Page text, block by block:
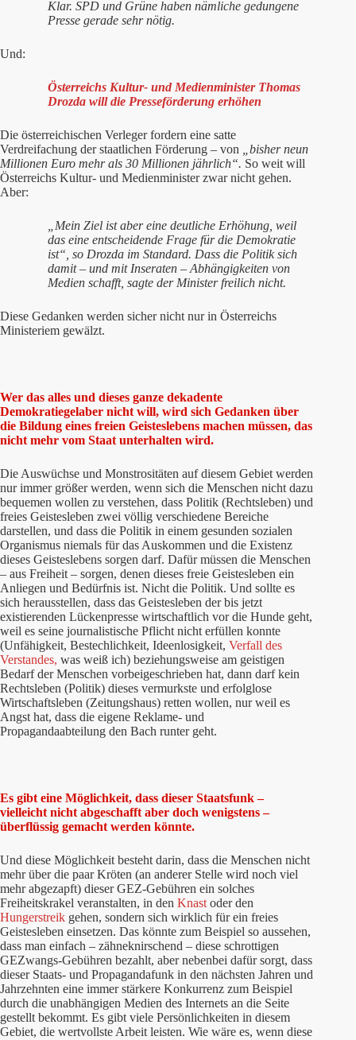
Klar. SPD und Grüne haben nämliche gedungene
Presse gerade sehr nötig.
Und:
Österreichs Kultur- und Medienminister Thomas
Drozda will die Presseförderung erhöhen
Die österreichischen Verleger fordern eine satte
Verdreifachung der staatlichen Förderung – von
„bisher neun
Millionen Euro mehr als 30 Millionen jährlich“. So weit will
Österreichs Kultur- und Medienminister zwar nicht gehen.
Aber:
„Mein Ziel ist aber eine deutliche Erhöhung, weil
das eine entscheidende Frage für die Demokratie
ist“, so Drozda im Standard. Dass die Politik sich
damit – und mit Inseraten – Abhängigkeiten von
Medien schafft, sagte der Minister freilich nicht.
Diese Gedanken werden sicher nicht nur in Österreichs
Ministeriem gewälzt.
Wer das alles und dieses ganze dekadente
Demokratiegelaber nicht will, wird sich Gedanken über
die Bildung eines freien Geisteslebens machen müssen, das
nicht mehr vom Staat unterhalten wird.
Die Auswüchse und Monstrositäten auf diesem Gebiet werden
nur immer größer werden, wenn sich die Menschen nicht dazu
bequemen wollen zu verstehen, dass Politik (Rechtsleben) und
freies Geistesleben zwei völlig verschiedene Bereiche
darstellen, und dass die Politik in einem gesunden sozialen
Organismus niemals für das Auskommen und die Existenz
dieses Geisteslebens sorgen darf. Dafür müssen die Menschen
– aus Freiheit – sorgen, denen dieses freie Geistesleben ein
Anliegen und Bedürfnis ist. Nicht die Politik. Und sollte es
sich herausstellen, dass das Geistesleben der bis jetzt
existierenden Lückenpresse wirtschaftlich vor die Hunde geht,
weil es seine journalistische Pflicht nicht erfüllen konnte
(Unfähigkeit, Bestechlichkeit, Ideenlosigkeit, Verfall des
Verstandes, was weiß ich) beziehungsweise am geistigen
Bedarf der Menschen vorbeigeschrieben hat, dann darf kein
Rechtsleben (Politik) dieses vermurkste und erfolglose
Wirtschaftsleben (Zeitungshaus) retten wollen, nur weil es
Angst hat, dass die eigene Reklame- und
Propagandaabteilung den Bach runter geht.
Es gibt eine Möglichkeit, dass dieser Staatsfunk –
vielleicht nicht abgeschafft aber doch wenigstens –
überflüssig gemacht werden könnte.
Und diese Möglichkeit besteht darin, dass die Menschen nicht
mehr über die paar Kröten (an anderer Stelle wird noch viel
mehr abgezapft) dieser GEZ-Gebühren ein solches
Freiheitskrakel veranstalten, in den Knast oder den
Hungerstreik gehen, sondern sich wirklich für ein freies
Geistesleben einsetzen. Das könnte zum Beispiel so aussehen,
dass man einfach – zähneknirschend – diese schrottigen
GEZwangs-Gebühren bezahlt, aber nebenbei dafür sorgt, dass
dieser Staats- und Propagandafunk in den nächsten Jahren und
Jahrzehnten eine immer stärkere Konkurrenz zum Beispiel
durch die unabhängigen Medien des Internets an die Seite
gestellt bekommt. Es gibt viele Persönlichkeiten in diesem
Gebiet, die wertvollste Arbeit leisten. Wie wäre es, wenn diese